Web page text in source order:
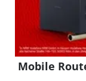
Mobile